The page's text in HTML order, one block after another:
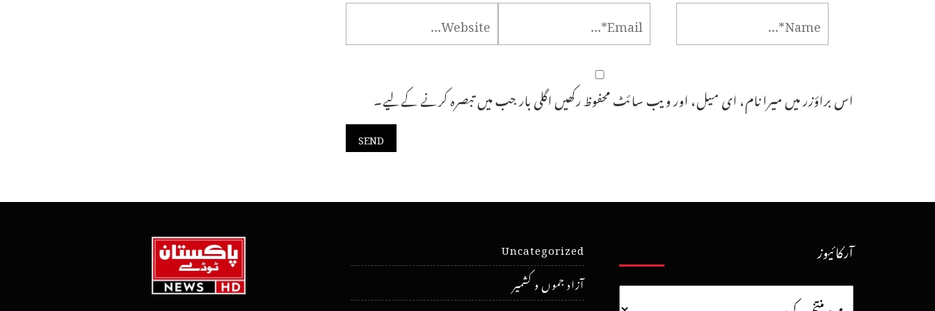
اس براؤزر میں میرا نام، ای میل، اور ویب سائٹ محفوظ رکھیں اگلی بار جب میں تبصرہ کرنے کےلیے۔
Uncategorized
آزاد جموں و کشمیر
آرکائیوز